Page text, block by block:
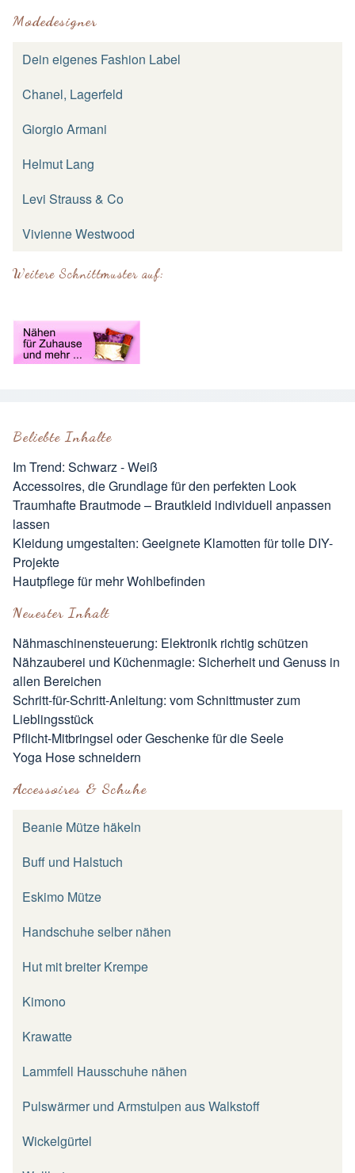
Beliebte Inhalte
Im Trend: Schwarz - Weiß
Accessoires, die Grundlage für den perfekten Look
Traumhafte Brautmode – Brautkleid individuell anpassen
lassen
Kleidung umgestalten: Geeignete Klamotten für tolle DIY-
Projekte
Hautpflege für mehr Wohlbefinden
Neuester Inhalt
Nähmaschinensteuerung: Elektronik richtig schützen
Nähzauberei und Küchenmagie: Sicherheit und Genuss in
allen Bereichen
Schritt-für-Schritt-Anleitung: vom Schnittmuster zum
Lieblingsstück
Pflicht-Mitbringsel oder Geschenke für die Seele
Yoga Hose schneidern
Accessoires & Schuhe
Beanie Mütze häkeln
Buff und Halstuch
Eskimo Mütze
Handschuhe selber nähen
Hut mit breiter Krempe
Kimono
Krawatte
Lammfell Hausschuhe nähen
Pulswärmer und Armstulpen aus Walkstoff
Wickelgürtel
Modedesigner
Dein eigenes Fashion Label
Chanel, Lagerfeld
Giorgio Armani
Helmut Lang
Levi Strauss & Co
Vivienne Westwood
Weitere Schnittmuster auf: